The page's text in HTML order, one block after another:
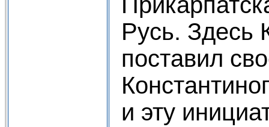
Русь. Здесь
поставил
и эту